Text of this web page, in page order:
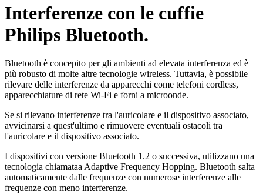
Interferenze con le cuffie
Philips Bluetooth.
Bluetooth è concepito per gli ambienti ad elevata interferenza ed è
più robusto di molte altre tecnologie wireless. Tuttavia, è possibile
rilevare delle interferenze da apparecchi come telefoni cordless,
apparecchiature di rete Wi-Fi e forni a microonde.
Se si rilevano interferenze tra l'auricolare e il dispositivo associato,
avvicinarsi a quest'ultimo e rimuovere eventuali ostacoli tra
l'auricolare e il dispositivo associato.
I dispositivi con versione Bluetooth 1.2 o successiva, utilizzano una
tecnologia chiamataa Adaptive Frequency Hopping. Bluetooth salta
automaticamente dalle frequenze con numerose interferenze alle
frequenze con meno interferenze.